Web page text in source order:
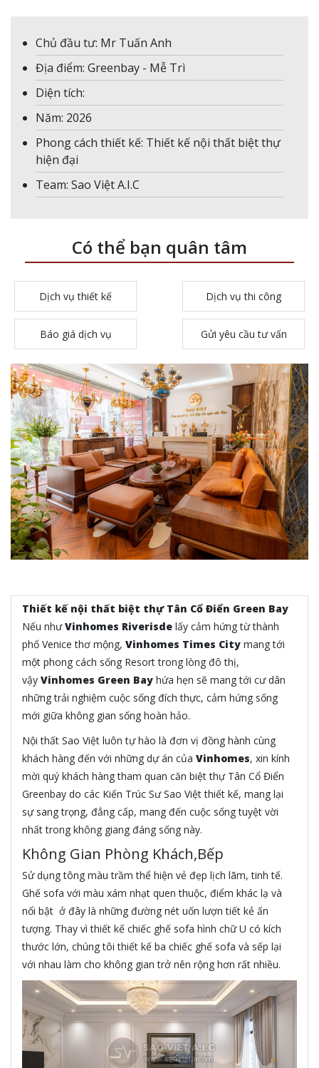
Chủ đầu tư: Mr Tuấn Anh
Địa điểm: Greenbay - Mễ Trì
Diện tích:
Năm: 2026
Phong cách thiết kế: Thiết kế nội thất biệt thự
hiện đại
Team: Sao Việt A.I.C
Có thể bạn quân tâm
Dịch vụ thiết kế Dịch vụ thi công
Báo giá dịch vụ Gửi yêu cầu tư vấn
Thiết kế nội thất biệt thự Tân Cổ Điển Green Bay
Nếu nhưVinhomes Riverisde lấy cảm hứng từ thành
phố Venice thơ mộng, Vinhomes Times City mang tới
một phong cách sống Resort trong lòng đô thị,
vậy Vinhomes Green Bay hứa hẹn sẽ mang tới cư dân
những trải nghiệm cuộc sống đích thực, cảm hứng sống
mới giữa không gian sống hoàn hảo.
Nội thất Sao Việt luôn tự hào là đơn vị đồng hành cùng
khách hàng đến với những dự án của Vinhomes, xin kính
mời quý khách hàng tham quan căn biệt thự Tân Cổ Điển
Greenbay do các Kiến Trúc Sư Sao Việt thiết kế, mang lại
sự sang trọng, đẳng cấp, mang đến cuộc sống tuyệt vời
nhất trong không giang đáng sống này.
Không Gian Phòng Khách,Bếp
Sử dụng tông màu trầm thể hiện vẻ đẹp lịch lãm, tinh tế.
Ghế sofa với màu xám nhạt quen thuộc, điểm khác lạ và
nổi bật ở đây là những đường nét uốn lượn tiết kẻ ấn
tượng. Thay vì thiết kế chiếc ghế sofa hình chữ U có kích
thước lớn, chúng tôi thiết kế ba chiếc ghế sofa và sếp lại
với nhau làm cho không gian trở nên rộng hơn rất nhiều.